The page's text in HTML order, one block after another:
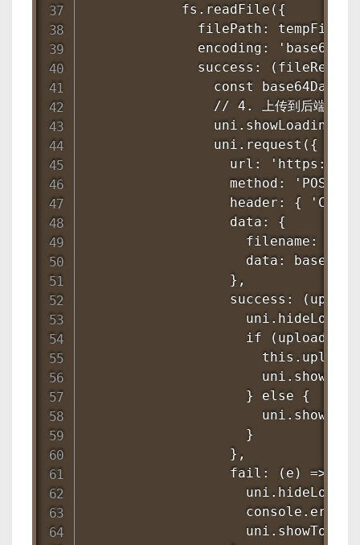
            fs.readFile({
filePath:
              encoding: 'base64',
success: (fileRes)
const base64Data
                // 4. 上传到后端
uni.showLoading({
                uni.request({
url: 'https://
                  method: 'POST',
header: {
                  data: {
filename:
data:
                  },
success:
if
                    } else {
                    }
                  },
                  fail: (e) => {
console.error('